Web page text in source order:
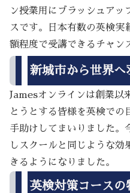
ン授業用にブラッシュアッ
スです。日本有数の英検実
額程度で受講できるチャン
新城市から世界へ
Jamesオンラインは創業以
とうとする皆様を英検での
手助けしてまいりました。
しスクールと同じような効
きるようになりました。
英検対策コースの